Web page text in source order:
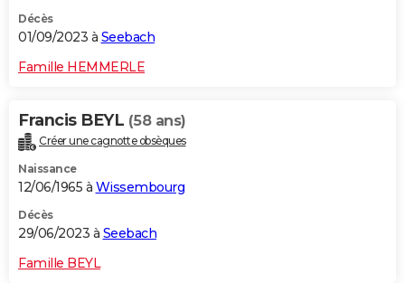
Décès
01/09/2023 à Seebach
Famille HEMMERLE
Francis BEYL (58 ans)
Créer une cagnotte obsèques
Naissance
12/06/1965 à Wissembourg
Décès
29/06/2023 à Seebach
Famille BEYL